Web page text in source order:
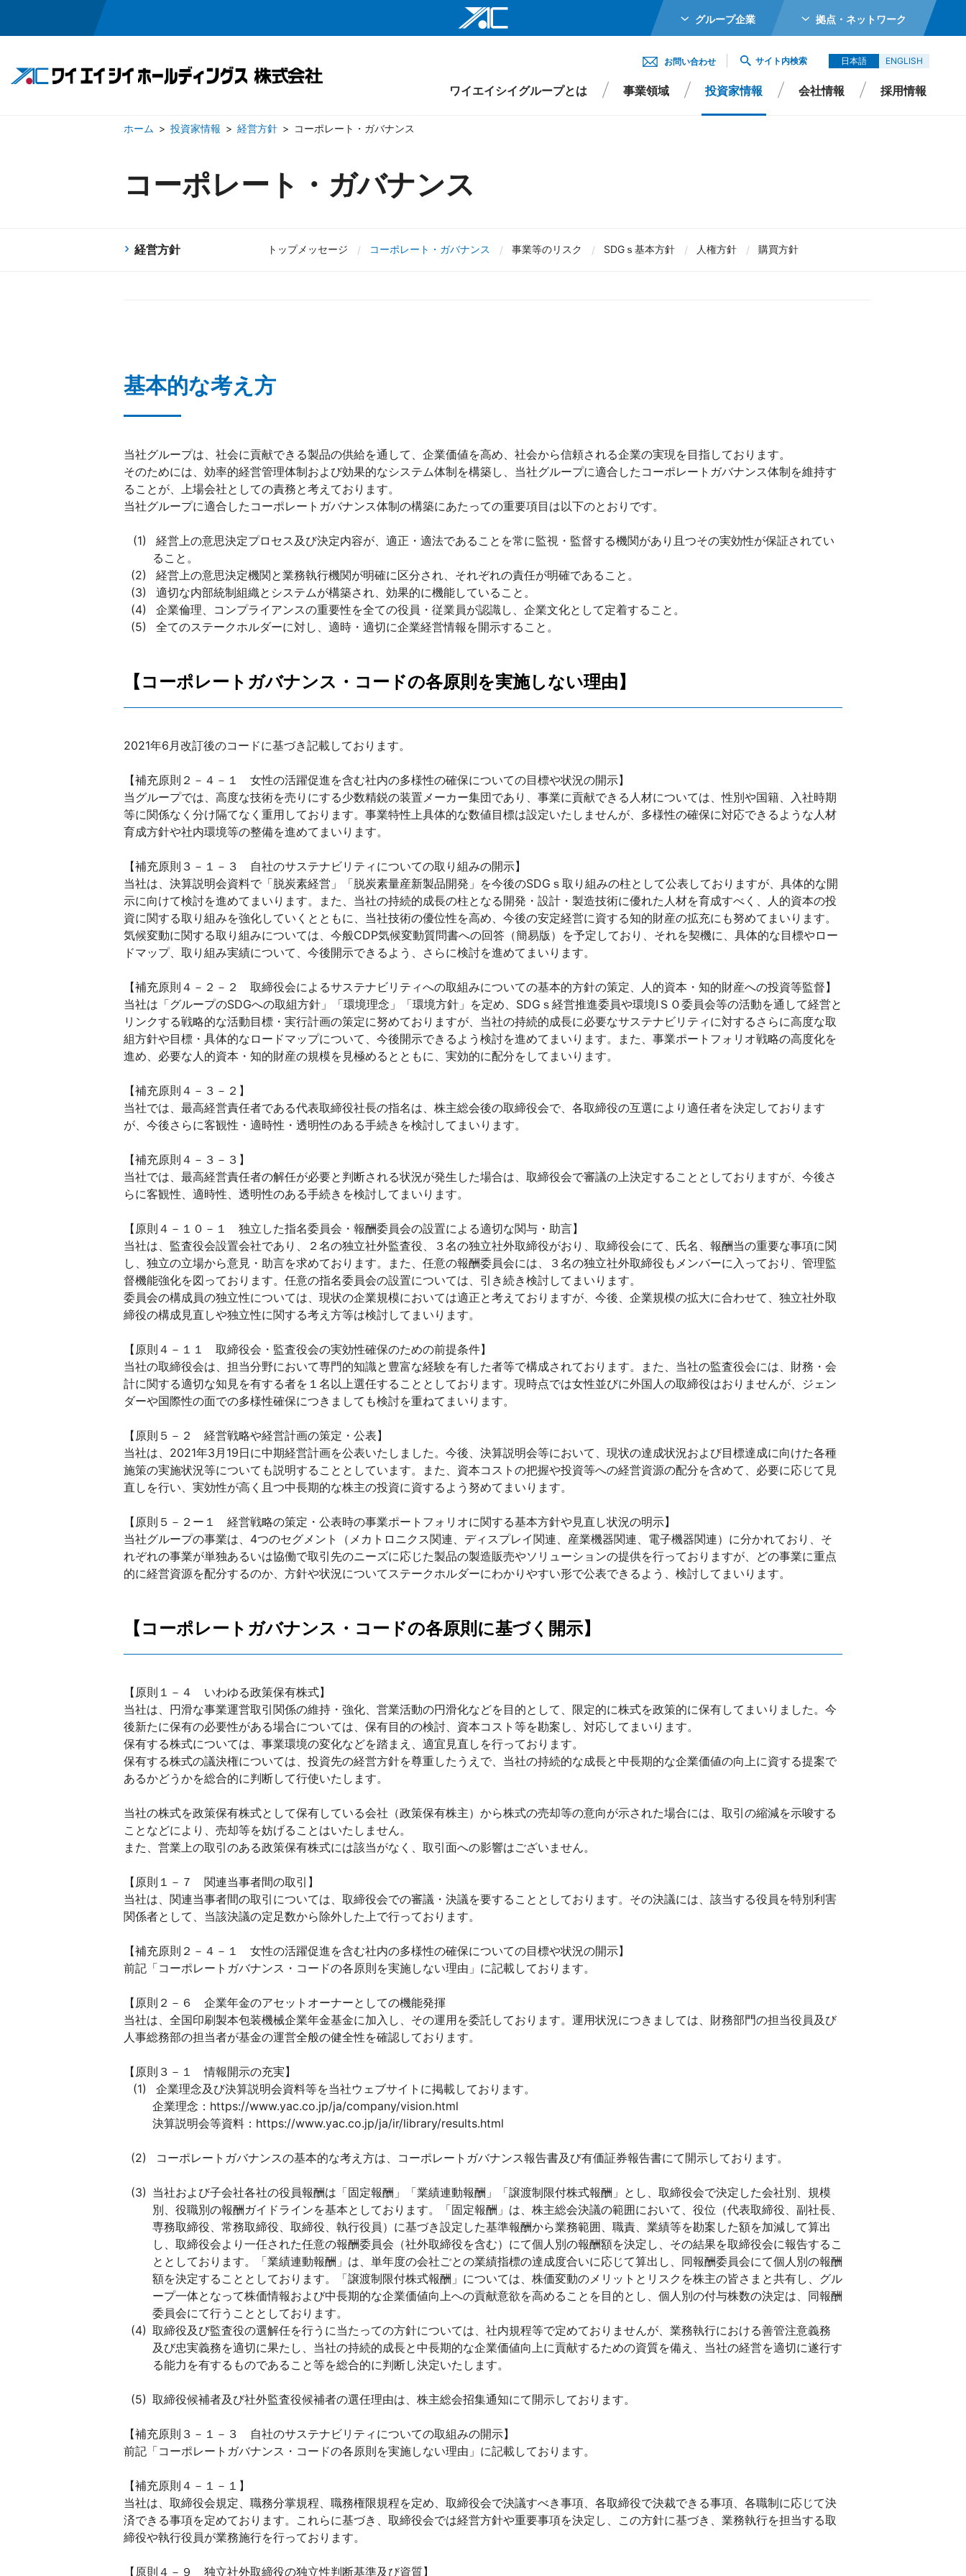
投資家情報 経営方針 コーポレート・ガバナンス
コーポレート・ガバナンス
経営方針 トップメッセージ コーポレート・ガバナンス 事業等のリスク SDGｓ基本方針 人権方針 購買方針
基本的な考え方
当社グループは、社会に貢献できる製品の供給を通して、企業価値を高め、社会から信頼される企業の実現を目指しております。
そのためには、効率的経営管理体制および効果的なシステム体制を構築し、当社グループに適合したコーポレートガバナンス体制を維持す
ることが、上場会社としての責務と考えております。
当社グループに適合したコーポレートガバナンス体制の構築にあたっての重要項目は以下のとおりです。
経営上の意思決定プロセス及び決定内容が、適正・適法であることを常に監視・監督する機関があり且つその実効性が保証されてい
ること。
経営上の意思決定機関と業務執行機関が明確に区分され、それぞれの責任が明確であること。
適切な内部統制組織とシステムが構築され、効果的に機能していること。
企業倫理、コンプライアンスの重要性を全ての役員・従業員が認識し、企業文化として定着すること。
全てのステークホルダーに対し、適時・適切に企業経営情報を開示すること。
【コーポレートガバナンス・コードの各原則を実施しない理由】
2021年6月改訂後のコードに基づき記載しております。
【補充原則２－４－１ 女性の活躍促進を含む社内の多様性の確保についての目標や状況の開示】
当グループでは、高度な技術を売りにする少数精鋭の装置メーカー集団であり、事業に貢献できる人材については、性別や国籍、入社時期
等に関係なく分け隔てなく重用しております。事業特性上具体的な数値目標は設定いたしませんが、多様性の確保に対応できるような人材
育成方針や社内環境等の整備を進めてまいります。
【補充原則３－１－３ 自社のサステナビリティについての取り組みの開示】
当社は、決算説明会資料で「脱炭素経営」「脱炭素量産新製品開発」を今後のSDGｓ取り組みの柱として公表しておりますが、具体的な開
示に向けて検討を進めてまいります。また、当社の持続的成長の柱となる開発・設計・製造技術に優れた人材を育成すべく、人的資本の投
資に関する取り組みを強化していくとともに、当社技術の優位性を高め、今後の安定経営に資する知的財産の拡充にも努めてまいります。
気候変動に関する取り組みについては、今般CDP気候変動質問書への回答（簡易版）を予定しており、それを契機に、具体的な目標やロー
ドマップ、取り組み実績について、今後開示できるよう、さらに検討を進めてまいります。
【補充原則４－２－２ 取締役会によるサステナビリティへの取組みについての基本的方針の策定、人的資本・知的財産への投資等監督】
当社は「グループのSDGへの取組方針」「環境理念」「環境方針」を定め、SDGｓ経営推進委員や環境IＳＯ委員会等の活動を通して経営と
リンクする戦略的な活動目標・実行計画の策定に努めておりますが、当社の持続的成長に必要なサステナビリティに対するさらに高度な取
組方針や目標・具体的なロードマップについて、今後開示できるよう検討を進めてまいります。また、事業ポートフォリオ戦略の高度化を
進め、必要な人的資本・知的財産の規模を見極めるとともに、実効的に配分をしてまいります。
【補充原則４－３－２】
当社では、最高経営責任者である代表取締役社長の指名は、株主総会後の取締役会で、各取締役の互選により適任者を決定しております
が、今後さらに客観性・適時性・透明性のある手続きを検討してまいります。
【補充原則４－３－３】
当社では、最高経営責任者の解任が必要と判断される状況が発生した場合は、取締役会で審議の上決定することとしておりますが、今後さ
らに客観性、適時性、透明性のある手続きを検討してまいります。
【原則４－１０－１ 独立した指名委員会・報酬委員会の設置による適切な関与・助言】
当社は、監査役会設置会社であり、２名の独立社外監査役、３名の独立社外取締役がおり、取締役会にて、氏名、報酬当の重要な事項に関
し、独立の立場から意見・助言を求めております。また、任意の報酬委員会には、３名の独立社外取締役もメンバーに入っており、管理監
督機能強化を図っております。任意の指名委員会の設置については、引き続き検討してまいります。
委員会の構成員の独立性については、現状の企業規模においては適正と考えておりますが、今後、企業規模の拡大に合わせて、独立社外取
締役の構成見直しや独立性に関する考え方等は検討してまいります。
【原則４－１１ 取締役会・監査役会の実効性確保のための前提条件】
当社の取締役会は、担当分野において専門的知識と豊富な経験を有した者等で構成されております。また、当社の監査役会には、財務・会
計に関する適切な知見を有する者を１名以上選任することとしております。現時点では女性並びに外国人の取締役はおりませんが、ジェン
ダーや国際性の面での多様性確保につきましても検討を重ねてまいります。
【原則５－２ 経営戦略や経営計画の策定・公表】
当社は、2021年3月19日に中期経営計画を公表いたしました。今後、決算説明会等において、現状の達成状況および目標達成に向けた各種
施策の実施状況等についても説明することとしています。また、資本コストの把握や投資等への経営資源の配分を含めて、必要に応じて見
直しを行い、実効性が高く且つ中長期的な株主の投資に資するよう努めてまいります。
【原則５－２ー１ 経営戦略の策定・公表時の事業ポートフォリオに関する基本方針や見直し状況の明示】
当社グループの事業は、4つのセグメント（メカトロニクス関連、ディスプレイ関連、産業機器関連、電子機器関連）に分かれており、そ
れぞれの事業が単独あるいは協働で取引先のニーズに応じた製品の製造販売やソリューションの提供を行っておりますが、どの事業に重点
的に経営資源を配分するのか、方針や状況についてステークホルダーにわかりやすい形で公表できるよう、検討してまいります。
【コーポレートガバナンス・コードの各原則に基づく開示】
【原則１－４ いわゆる政策保有株式】
当社は、円滑な事業運営取引関係の維持・強化、営業活動の円滑化などを目的として、限定的に株式を政策的に保有してまいりました。今
後新たに保有の必要性がある場合については、保有目的の検討、資本コスト等を勘案し、対応してまいります。
保有する株式については、事業環境の変化などを踏まえ、適宜見直しを行っております。
保有する株式の議決権については、投資先の経営方針を尊重したうえで、当社の持続的な成長と中長期的な企業価値の向上に資する提案で
あるかどうかを総合的に判断して行使いたします。
当社の株式を政策保有株式として保有している会社（政策保有株主）から株式の売却等の意向が示された場合には、取引の縮減を示唆する
ことなどにより、売却等を妨げることはいたしません。
また、営業上の取引のある政策保有株式には該当がなく、取引面への影響はございません。
【原則１－７ 関連当事者間の取引】
当社は、関連当事者間の取引については、取締役会での審議・決議を要することとしております。その決議には、該当する役員を特別利害
関係者として、当該決議の定足数から除外した上で行っております。
【補充原則２－４－１ 女性の活躍促進を含む社内の多様性の確保についての目標や状況の開示】
前記「コーポレートガバナンス・コードの各原則を実施しない理由」に記載しております。
【原則２－６ 企業年金のアセットオーナーとしての機能発揮
当社は、全国印刷製本包装機械企業年金基金に加入し、その運用を委託しております。運用状況につきましては、財務部門の担当役員及び
人事総務部の担当者が基金の運営全般の健全性を確認しております。
【原則３－１ 情報開示の充実】
企業理念及び決算説明会資料等を当社ウェブサイトに掲載しております。
企業理念：https://www.yac.co.jp/ja/company/vision.html
決算説明会等資料：https://www.yac.co.jp/ja/ir/library/results.html
コーポレートガバナンスの基本的な考え方は、コーポレートガバナンス報告書及び有価証券報告書にて開示しております。
当社および子会社各社の役員報酬は「固定報酬」「業績連動報酬」「譲渡制限付株式報酬」とし、取締役会で決定した会社別、規模
別、役職別の報酬ガイドラインを基本としております。「固定報酬」は、株主総会決議の範囲において、役位（代表取締役、副社長、
専務取締役、常務取締役、取締役、執行役員）に基づき設定した基準報酬から業務範囲、職責、業績等を勘案した額を加減して算出
し、取締役会より一任された任意の報酬委員会（社外取締役を含む）にて個人別の報酬額を決定し、その結果を取締役会に報告するこ
ととしております。「業績連動報酬」は、単年度の会社ごとの業績指標の達成度合いに応じて算出し、同報酬委員会にて個人別の報酬
額を決定することとしております。「譲渡制限付株式報酬」については、株価変動のメリットとリスクを株主の皆さまと共有し、グル
ープ一体となって株価情報および中長期的な企業価値向上への貢献意欲を高めることを目的とし、個人別の付与株数の決定は、同報酬
委員会にて行うこととしております。
取締役及び監査役の選解任を行うに当たっての方針については、社内規程等で定めておりませんが、業務執行における善管注意義務
及び忠実義務を適切に果たし、当社の持続的成長と中長期的な企業価値向上に貢献するための資質を備え、当社の経営を適切に遂行す
る能力を有するものであること等を総合的に判断し決定いたします。
取締役候補者及び社外監査役候補者の選任理由は、株主総会招集通知にて開示しております。
【補充原則３－１－３ 自社のサステナビリティについての取組みの開示】
前記「コーポレートガバナンス・コードの各原則を実施しない理由」に記載しております。
【補充原則４－１－１】
当社は、取締役会規定、職務分掌規程、職務権限規程を定め、取締役会で決議すべき事項、各取締役で決裁できる事項、各職制に応じて決
済できる事項を定めております。これらに基づき、取締役会では経営方針や重要事項を決定し、この方針に基づき、業務執行を担当する取
締役や執行役員が業務施行を行っております。
【原則４－９ 独立社外取締役の独立性判断基準及び資質】
グループ企業
ワイエイシイメカトロニクス株式会社
YAC Systems Singapore Pte Ltd
拠点・ネットワーク
お問い合わせ サイト内検索 日本語 ENGLISH
ワイエイシイグループとは
半導体・メカトロニクス関連事業 環境・社会インフラ関連事業
事業領域
IRニュース 経営方針 業績・財務 IRライブラリ 株式情報
投資家情報
ごあいさつ 企業理念 会社概要 役員 組織図
会社情報
採用メッセージ ワイエイシイの仕事 先輩メッセージ
採用情報